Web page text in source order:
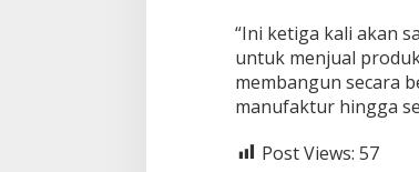
“Ini ketiga kali akan
untuk menjual
membangun secara
manufaktur hingga
Post Views: 57